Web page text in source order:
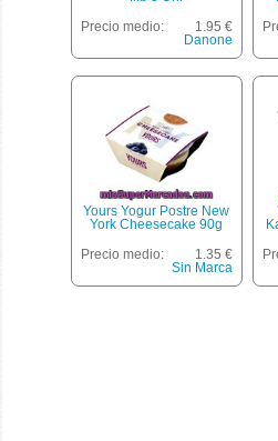
Precio medio:
1.95 €
Danone
Yours Yogur Postre New
York Cheesecake 90g
Precio medio:
1.35 €
Sin Marca